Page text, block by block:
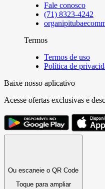
Fale conosco
(71) 8323-4242
Termos
Termos de uso
Política de
Baixe nosso aplicativo
Acesse ofertas exclusivas e
Ou escaneie o QR Code
Toque para ampliar